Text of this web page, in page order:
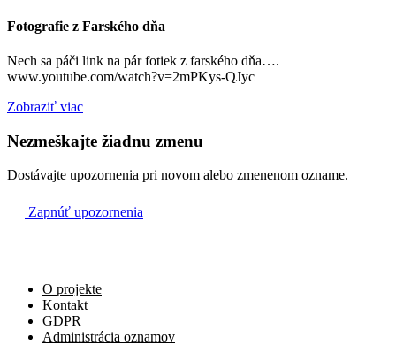
Fotografie z Farského dňa
Nech sa páči link na pár fotiek z farského dňa….
www.youtube.com/watch?v=2mPKys-QJyc
Zobraziť viac
Nezmeškajte žiadnu zmenu
Dostávajte upozornenia pri novom alebo zmenenom ozname.
Zapnúť upozornenia
O projekte
Kontakt
GDPR
Administrácia oznamov